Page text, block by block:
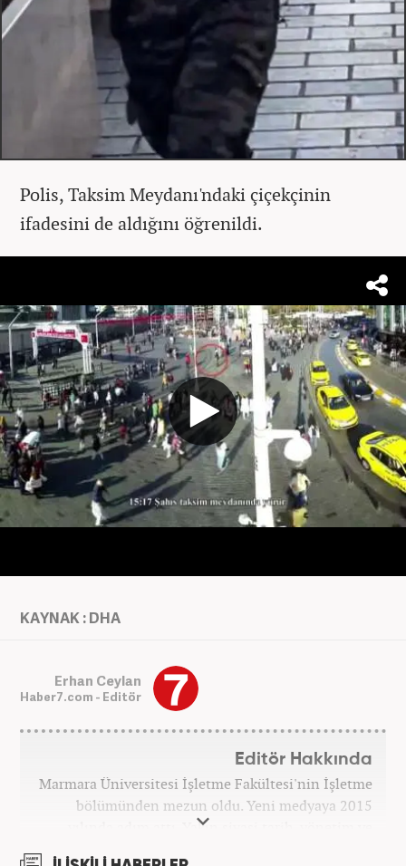
Polis, Taksim Meydanı'ndaki çiçekçinin
ifadesini de aldığını öğrenildi.
KAYNAK : DHA
Erhan Ceylan
Haber7.com - Editör
Editör Hakkında
Marmara Üniversitesi İşletme Fakültesi'nin İşletme
bölümünden mezun oldu. Yeni medyaya 2015
yılında adım attı. Yakın siyasi tarih, yönetim ve